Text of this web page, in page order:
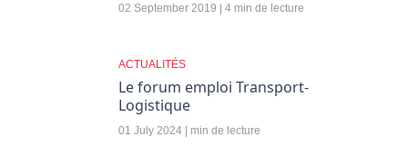
02 September 2019 | 4 min de lecture
ACTUALITÉS
Le forum emploi Transport-
Logistique
01 July 2024 | min de lecture